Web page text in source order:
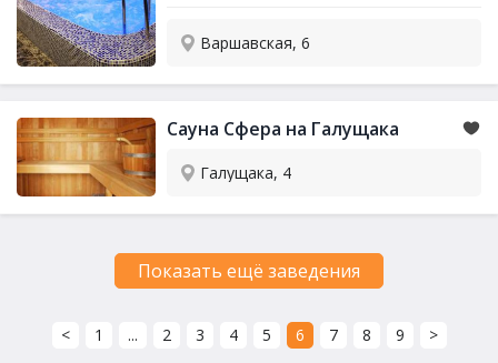
Варшавская, 6
Сауна Сфера на Галущака
Галущака, 4
Показать ещё заведения
< 1 ... 2 3 4 5 6 7 8 9 >